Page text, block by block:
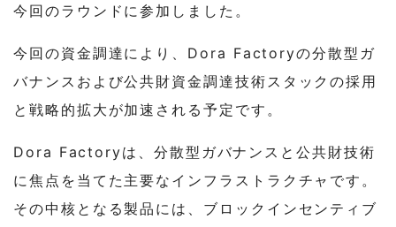
今回のラウンドに参加しました。
今回の資金調達により、Dora Factoryの分散型ガ
バナンスおよび公共財資金調達技術スタックの採用
と戦略的拡大が加速される予定です。
Dora Factoryは、分散型ガバナンスと公共財技術
に焦点を当てた主要なインフラストラクチャです。
その中核となる製品には、ブロックインセンティブ